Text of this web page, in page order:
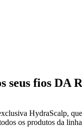
fios DA
HydraScalp,
os produtos da